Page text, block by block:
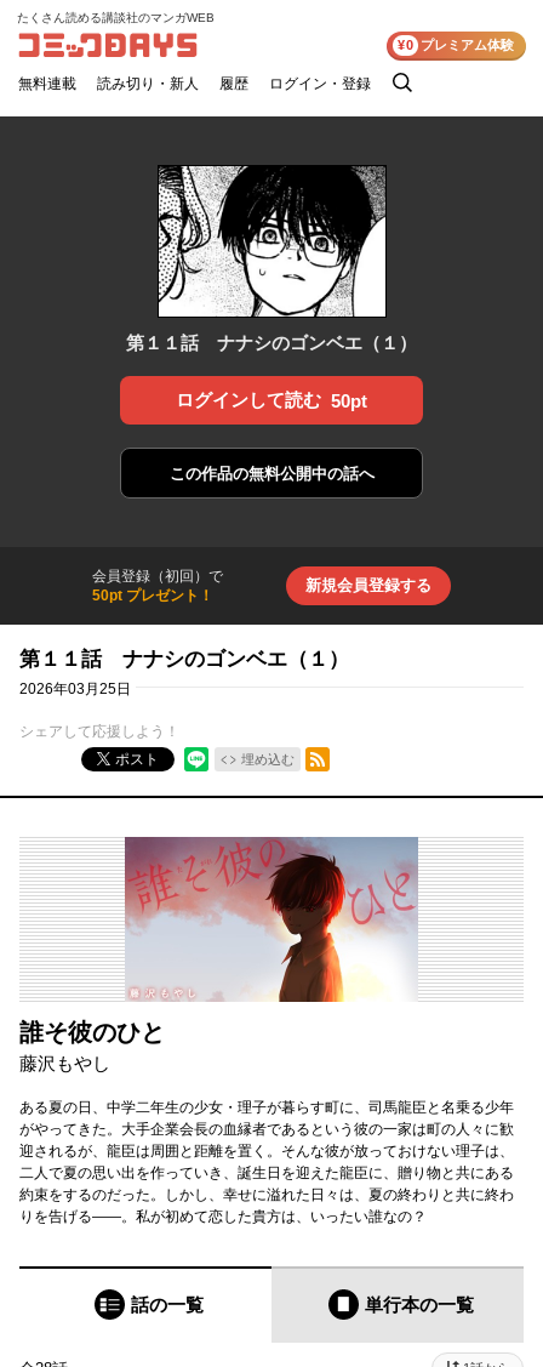
コミックDAYS
たくさん読める講談社のマンガWEB
無料連載 読み切り・新人 履歴 ログイン・登録
検
¥0 プレミアム体験
第１１話 ナナシのゴンベエ（１）
ログインして読む 50pt
この作品の無料公開中の話へ
会員登録（初回）で
50pt プレゼント！
新規会員登録する
第１１話 ナナシのゴンベエ（１）
2026年03月25日
シェアして応援しよう！
ポスト
埋め込む
RSSフィード
誰そ彼のひと
藤沢もやし
ある夏の日、中学二年生の少女・理子が暮らす町に、司馬龍臣と名乗る少年
がやってきた。大手企業会長の血縁者であるという彼の一家は町の人々に歓
迎されるが、龍臣は周囲と距離を置く。そんな彼が放っておけない理子は、
二人で夏の思い出を作っていき、誕生日を迎えた龍臣に、贈り物と共にある
約束をするのだった。しかし、幸せに溢れた日々は、夏の終わりと共に終わ
りを告げる――。私が初めて恋した貴方は、いったい誰なの？
話の一覧 単行本の一覧